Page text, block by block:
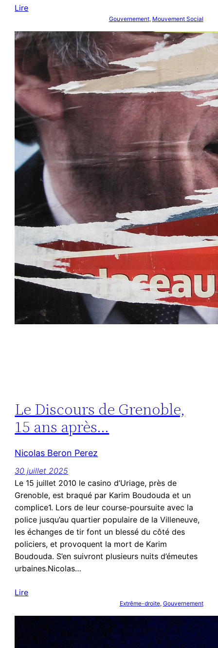
Lire
Gouvernement, Mouvement Social
Le Discours de Grenoble,
15 ans après…
Nicolas Beron Perez
30 juillet 2025
Le 15 juillet 2010 le casino d’Uriage, près de
Grenoble, est braqué par Karim Boudouda et un
complice1. Lors de leur course-poursuite avec la
police jusqu’au quartier populaire de la Villeneuve,
les échanges de tir font un blessé du côté des
policiers, et provoquent la mort de Karim
Boudouda. S’en suivront plusieurs nuits d’émeutes
urbaines.Nicolas…
Lire
Extrême-droite, Gouvernement